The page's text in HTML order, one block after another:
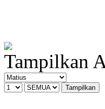
Tampilkan